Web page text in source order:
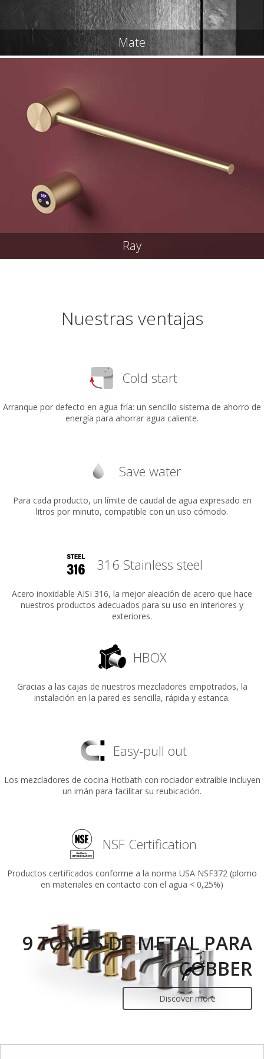
Mate
Ray
Nuestras ventajas
Cold start
Arranque por defecto en agua fría: un sencillo sistema de ahorro de
energía para ahorrar agua caliente.
Save water
Para cada producto, un límite de caudal de agua expresado en
litros por minuto, compatible con un uso cómodo.
316 Stainless steel
Acero inoxidable AISI 316, la mejor aleación de acero que hace
nuestros productos adecuados para su uso en interiores y
exteriores.
HBOX
Gracias a las cajas de nuestros mezcladores empotrados, la
instalación en la pared es sencilla, rápida y estanca.
Easy-pull out
Los mezcladores de cocina Hotbath con rociador extraíble incluyen
un imán para facilitar su reubicación.
NSF Certification
Productos certificados conforme a la norma USA NSF372 (plomo
en materiales en contacto con el agua < 0,25%)
9 TONOS DE METAL PARA
COBBER
Discover more